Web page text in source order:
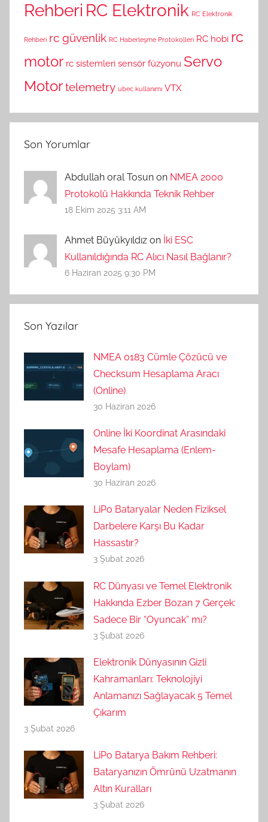
Rehberi RC Elektronik RC Elektronik
Rehberi rc güvenlik RC Haberleşme Protokolleri RC hobi rc
motor rc sistemleri sensör füzyonu Servo
Motortelemetry ubec kullanımı VTX
Son Yorumlar
Abdullah oral Tosun on NMEA 2000
Protokolü Hakkında Teknik Rehber
18 Ekim 2025 3:11 AM
Ahmet Büyükyıldız on İki ESC
Kullanıldığında RC Alıcı Nasıl Bağlanır?
6 Haziran 2025 9:30 PM
Son Yazılar
NMEA 0183 Cümle Çözücü ve
Checksum Hesaplama Aracı
(Online)
30 Haziran 2026
Online İki Koordinat Arasındaki
Mesafe Hesaplama (Enlem-
Boylam)
30 Haziran 2026
LiPo Bataryalar Neden Fiziksel
Darbelere Karşı Bu Kadar
Hassastır?
3 Şubat 2026
RC Dünyası ve Temel Elektronik
Hakkında Ezber Bozan 7 Gerçek:
Sadece Bir “Oyuncak” mı?
3 Şubat 2026
Elektronik Dünyasının Gizli
Kahramanları: Teknolojiyi
Anlamanızı Sağlayacak 5 Temel
Çıkarım
3 Şubat 2026
LiPo Batarya Bakım Rehberi:
Bataryanızın Ömrünü Uzatmanın
Altın Kuralları
3 Şubat 2026